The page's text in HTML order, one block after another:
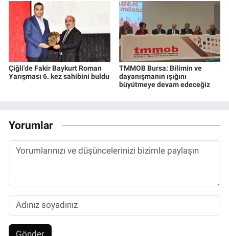
Çiğli'de Fakir Baykurt Roman
Yarışması 6. kez sahibini buldu
TMMOB Bursa: Bilimin ve
dayanışmanın ışığını
büyütmeye devam edeceğiz
Yorumlar